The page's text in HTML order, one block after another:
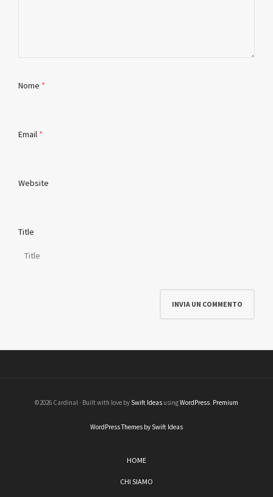
Nome *
Email *
Website
Title
©2026 Cardinal · Built with love by Swift Ideas usingWordPress. Premium
WordPress Themes by Swift Ideas
HOME
CHI SIAMO